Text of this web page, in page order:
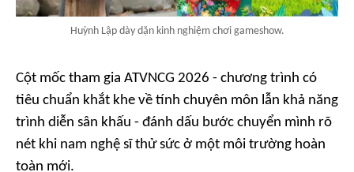
Huỳnh Lập dày dặn kinh nghiệm chơi gameshow.
Cột mốc tham gia ATVNCG 2026 - chương trình có
tiêu chuẩn khắt khe về tính chuyên môn lẫn khả năng
trình diễn sân khấu - đánh dấu bước chuyển mình rõ
nét khi nam nghệ sĩ thử sức ở một môi trường hoàn
toàn mới.